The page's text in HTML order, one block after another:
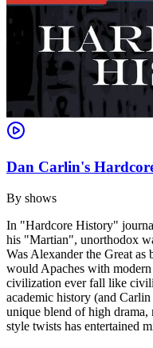
Dan Carlin's
By shows
In "Hardcore History"
his "Martian", unorthodox
Was Alexander the Great
would Apaches with
civilization ever fall like
academic history (and
unique blend of high
style twists has entertained